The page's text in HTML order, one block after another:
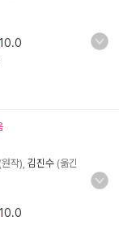
10.0
(원작), 김진수 (옮긴
10.0